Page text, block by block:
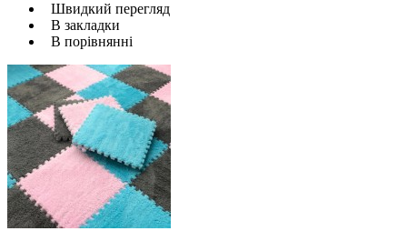
Швидкий перегляд
В закладки
В порівнянні